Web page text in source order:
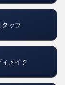
タッフ
メイク